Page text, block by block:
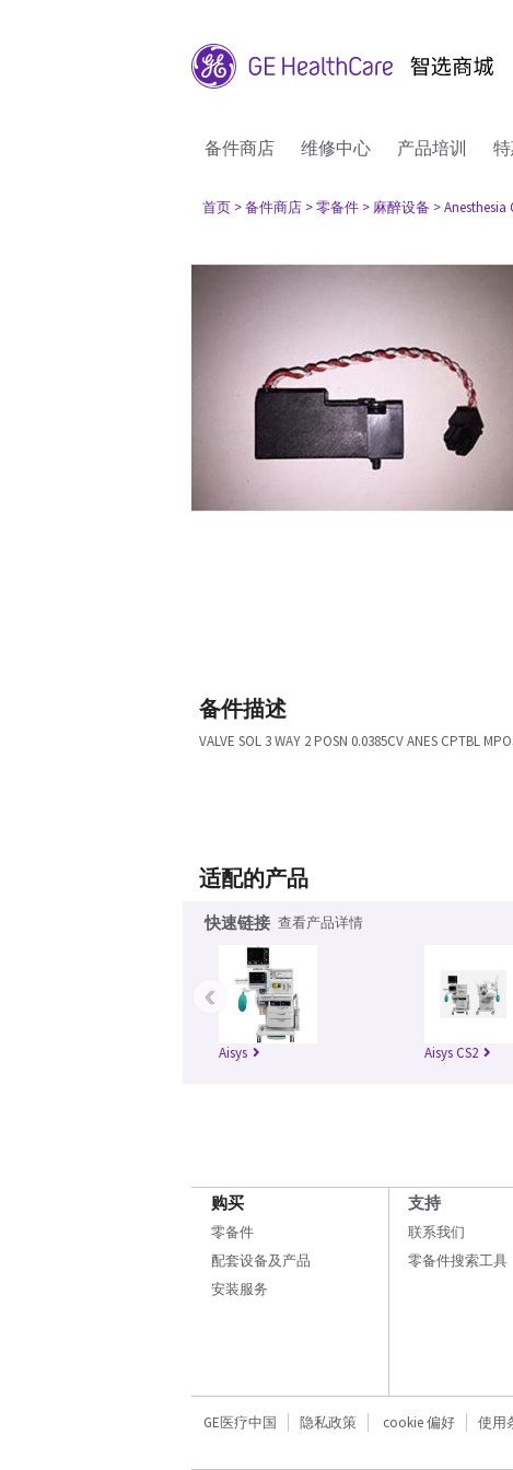
备件商店 维修中心 产品培训
首页 > 备件商店 > 零备件 > 麻醉设备 > Anesthesia
备件描述
VALVE SOL 3 WAY 2 POSN 0.0385CV ANES CPTBL
适配的产品
快速链接 查看产品详情
Aisys Aisys CS2
‹
购买
零备件
配套设备及产品
安装服务
支持
联系我们
零备件搜索工具
GE医疗中国 隐私政策 cookie 偏好 使用